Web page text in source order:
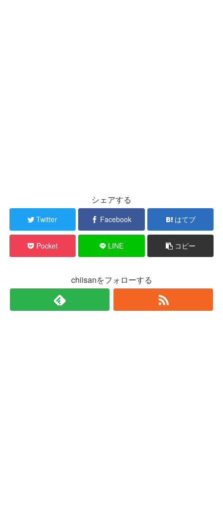
シェアする
Twitter Facebook はてブ
Pocket LINE コピー
chiisanをフォローする